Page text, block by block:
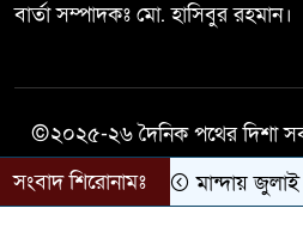
বার্তা সম্পাদকঃ মো. হাসিবুর রহমান।
©২০২৫-২৬ দৈনিক পথের দিশা
সকল কারিগরী
সংবাদ শিরোনামঃ মান্দায় জুলাই